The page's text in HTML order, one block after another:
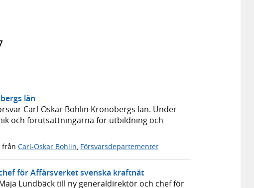
län
Carl-Oskar Bohlin Kronobergs län. Under
och förutsättningarna för utbildning och
frånCarl-Oskar Bohlin, Försvarsdepartementet
för Affärsverket svenska kraftnät
Lundbäck till ny generaldirektör och chef för